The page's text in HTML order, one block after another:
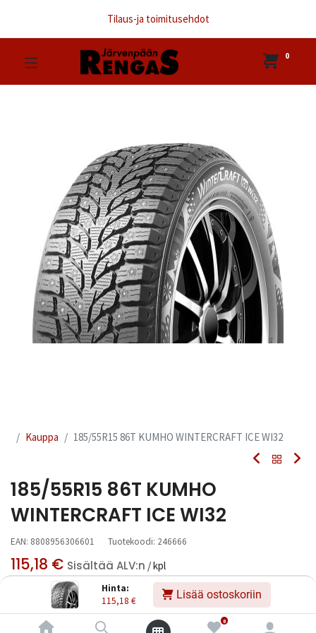
Hinta:
115,18 € Lisää ostoskoriin
0
Tilaus-ja toimitusehdot
0
Kauppa 185/55R15 86T KUMHO WINTERCRAFT ICE WI32
185/55R15 86T KUMHO
WINTERCRAFT ICE WI32
EAN: 8808956306601 Tuotekoodi: 246666
115,18 € Sisältää ALV:n / kpl
Toimittajilla (kotimaa): Saatavilla
Toimitusaika:
3 arkipäivää